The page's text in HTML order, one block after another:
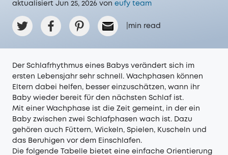
aktualisiert Jun 25, 2026 von eufy team
min read
Der Schlafrhythmus eines Babys verändert sich im
ersten Lebensjahr sehr schnell. Wachphasen können
Eltern dabei helfen, besser einzuschätzen, wann ihr
Baby wieder bereit für den nächsten Schlaf ist.
Mit einer Wachphase ist die Zeit gemeint, in der ein
Baby zwischen zwei Schlafphasen wach ist. Dazu
gehören auch Füttern, Wickeln, Spielen, Kuscheln und
das Beruhigen vor dem Einschlafen.
Die folgende Tabelle bietet eine einfache Orientierung